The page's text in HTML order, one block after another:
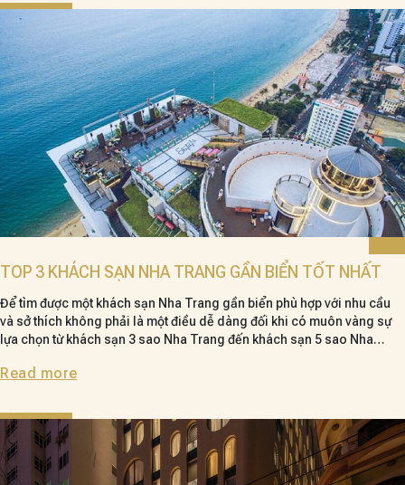
TOP 3 KHÁCH SẠN NHA TRANG GẦN BIỂN TỐT NHẤT
Để tìm được một khách sạn Nha Trang gần biển phù hợp với nhu cầu
và sở thích không phải là một điều dễ dàng đối khi có muôn vàng sự
lựa chọn từ khách sạn 3 sao Nha Trang đến khách sạn 5 sao Nha
nhiều du khách săn đón nhé!
Read more